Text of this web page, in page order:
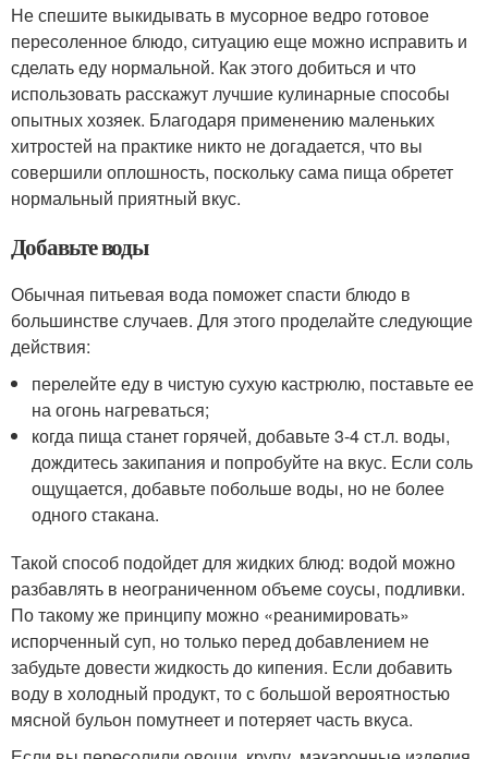
Не спешите выкидывать в мусорное ведро готовое
пересоленное блюдо, ситуацию еще можно исправить и
сделать еду нормальной. Как этого добиться и что
использовать расскажут лучшие кулинарные способы
опытных хозяек. Благодаря применению маленьких
хитростей на практике никто не догадается, что вы
совершили оплошность, поскольку сама пища обретет
нормальный приятный вкус.
Добавьте воды
Обычная питьевая вода поможет спасти блюдо в
большинстве случаев. Для этого проделайте следующие
действия:
перелейте еду в чистую сухую кастрюлю, поставьте ее
на огонь нагреваться;
когда пища станет горячей, добавьте 3-4 ст.л. воды,
дождитесь закипания и попробуйте на вкус. Если соль
ощущается, добавьте побольше воды, но не более
одного стакана.
Такой способ подойдет для жидких блюд: водой можно
разбавлять в неограниченном объеме соусы, подливки.
По такому же принципу можно «реанимировать»
испорченный суп, но только перед добавлением не
забудьте довести жидкость до кипения. Если добавить
воду в холодный продукт, то с большой вероятностью
мясной бульон помутнеет и потеряет часть вкуса.